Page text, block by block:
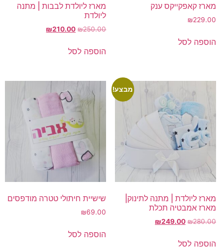
מארז קאפקייקס ענק
₪229.00
הוספה לסל
מארז ליולדת לבבות | מתנה
ליולדת
₪250.00
המחיר
היה:
₪210.00
המחיר
הוספה לסל
מבצע!
מארז ליולדת | מתנה לתינוק|
מארז אמבטיה תכלת
₪280.00
המחיר
היה:
₪249.00
הוספה לסל
שישיית חיתולי טטרה מודפסים
₪69.00
הוספה לסל